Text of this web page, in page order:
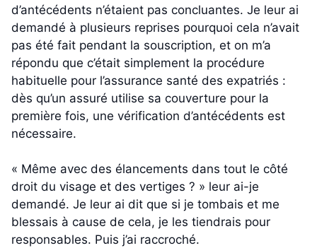
d’antécédents n’étaient pas concluantes. Je leur ai
demandé à plusieurs reprises pourquoi cela n’avait
pas été fait pendant la souscription, et on m’a
répondu que c’était simplement la procédure
habituelle pour l’assurance santé des expatriés :
dès qu’un assuré utilise sa couverture pour la
première fois, une vérification d’antécédents est
nécessaire.
« Même avec des élancements dans tout le côté
droit du visage et des vertiges ? » leur ai-je
demandé. Je leur ai dit que si je tombais et me
blessais à cause de cela, je les tiendrais pour
responsables. Puis j’ai raccroché.